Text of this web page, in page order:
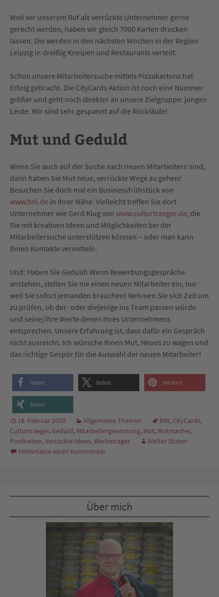
Weil wir unserem Ruf als verrückte Unternehmer gerne
gerecht werden, haben wir gleich 7000 Karten drucken
lassen. Die werden in den nächsten Wochen in der Region
Leipzig in dreißig Kneipen und Restaurants verteilt.
Schon unsere Mitarbeitersuche mittels Pizzakartons hat
Erfolg gebracht. Die CityCards Aktion ist noch eine Nummer
größer und geht noch direkter an unsere Zielgruppe: jungen
Leute. Wir sind sehr gespannt auf die Rückläufe!
Mut und Geduld
Wenn Sie auch auf der Suche nach neuen Mitarbeitern sind,
dann haben Sie Mut neue, verrückte Wege zu gehen!
Besuchen Sie doch mal ein Businessfrühstück von
www.bni.de in Ihrer Nähe. Vielleicht treffen Sie dort
Unternehmer wie Gerd Klug von www.culturtraeger.de, die
Sie mit kreativen Ideen und Möglichkeiten bei der
Mitarbeitersuche unterstützen können – oder man kann
Ihnen Kontakte vermitteln.
Und: Haben Sie Geduld! Wenn Bewerbungsgespräche
anstehen, stellen Sie nie einen neuen Mitarbeiter ein, nur
weil Sie sofort jemanden brauchen! Nehmen Sie sich Zeit um
zu prüfen, ob der- oder diejenige ins Team passen würde
und seine/ihre Werte denen Ihres Unternehmens
entsprechen. Unsere Erfahrung ist, dass dafür ein Gespräch
nicht ausreicht. Ich wünsche Ihnen Mut, Neues zu wagen und
das richtige Gespür für die Auswahl der neuen Mitarbeiter!
teilen teilen merken
teilen
18. Februar 2020 Allgemeine Themen BNI, CityCards,
Culturtraeger, Geduld, Mitarbeitergewinnung, Mut, Mutmacher,
Postkarten,Verrückte Ideen,Werbeträger
Walter Stuber
Hinterlasse einen Kommentar
Über mich